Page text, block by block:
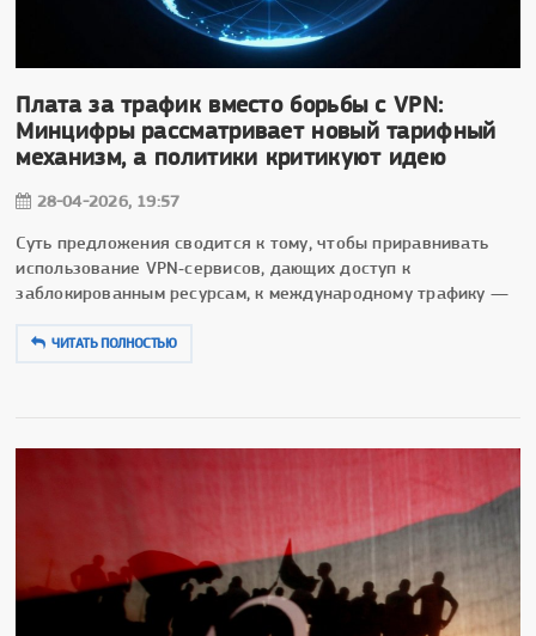
Плата за трафик вместо борьбы с VPN:
Минцифры рассматривает новый тарифный
механизм, а политики критикуют идею
28-04-2026, 19:57
Суть предложения сводится к тому, чтобы приравнивать
использование VPN‑сервисов, дающих доступ к
заблокированным ресурсам, к международному трафику —
ЧИТАТЬ ПОЛНОСТЬЮ